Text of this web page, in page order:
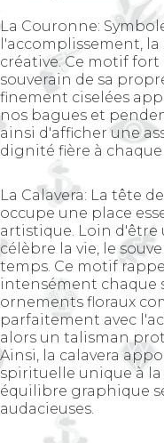
La Couronne:
l'accomplissement,
créative. Ce motif
souverain de sa
finement ciselées
nos bagues et
ainsi d'afficher une
dignité fière à
La Calavera: La tête
occupe une place
artistique. Loin d'être
célèbre la vie, le
temps. Ce motif
intensément chaque
ornements floraux
parfaitement avec
alors un talisman
Ainsi, la calavera
spirituelle unique à la
équilibre graphique
audacieuses.